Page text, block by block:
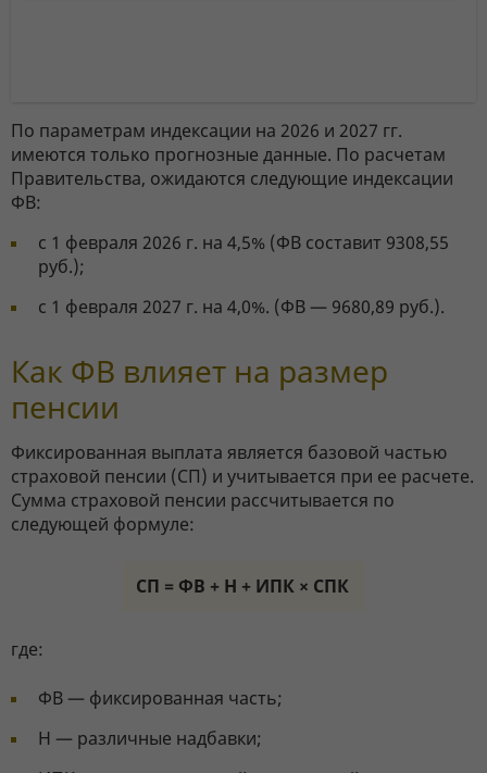
По параметрам индексации на 2026 и 2027 гг.
имеются только прогнозные данные. По расчетам
Правительства, ожидаются следующие индексации
ФВ:
с 1 февраля 2026 г. на 4,5% (ФВ составит 9308,55
руб.);
с 1 февраля 2027 г. на 4,0%. (ФВ — 9680,89 руб.).
Как ФВ влияет на размер
пенсии
Фиксированная выплата является базовой частью
страховой пенсии (СП) и учитывается при ее расчете.
Сумма страховой пенсии рассчитывается по
следующей формуле:
СП = ФВ + Н + ИПК × СПК
где:
ФВ — фиксированная часть;
Н — различные надбавки;